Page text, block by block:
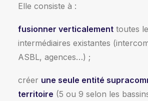
Elle consiste à :
fusionner verticalement toutes
intermédiaires existantes
ASBL, agences…) ;
créer une seule entité
territoire (5 ou 9 selon les